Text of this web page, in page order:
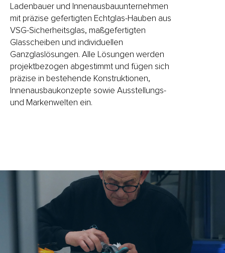
Ladenbauer und Innenausbauunternehmen
mit präzise gefertigten Echtglas-Hauben aus
VSG-Sicherheitsglas, maßgefertigten
Glasscheiben und individuellen
Ganzglaslösungen. Alle Lösungen werden
projektbezogen abgestimmt und fügen sich
präzise in bestehende Konstruktionen,
Innenausbaukonzepte sowie Ausstellungs-
und Markenwelten ein.